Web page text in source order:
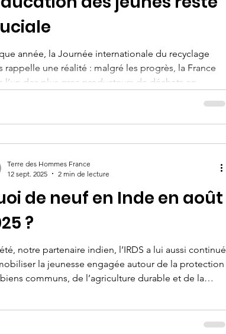
année, la Journée internationale du recyclage
rappelle une réalité : malgré les progrès, la France
l’un des plus gros producteurs de déchets en
de déchets, soit 5,1 tonnes par habitant, un chiffre
place en deuxième position derrière
de neuf en Inde en août
?
notre partenaire indien, l’IRDS a lui aussi continué
la jeunesse engagée autour de la protection
communs, de l’agriculture durable et de la
Terre des Hommes France
12 sept. 2025
2 min de lecture